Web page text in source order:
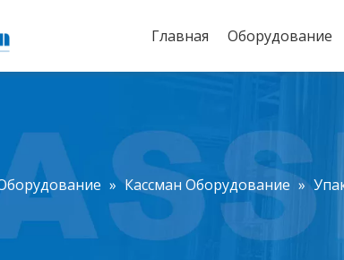
Главная Оборудование
» Кассман Оборудование »